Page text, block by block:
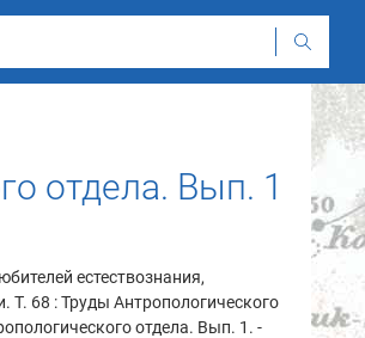
отдела. Вып. 1
естествознания,
Т. 68 : Труды Антропологического
отдела. Вып. 1. -